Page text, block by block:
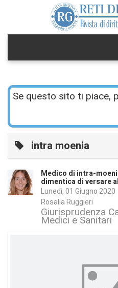
Se questo sito ti piace,
intra moenia
Medico di intra-
dimentica di versare
Lunedì, 01 Giugno 2020
Rosalia Ruggieri
Giurisprudenza
Medici e Sanitari